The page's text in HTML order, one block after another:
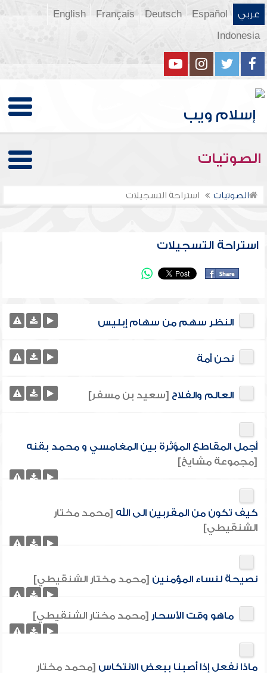
عربي Español
Deutsch
Français
English
Indonesia
الصوتيات
الصوتيات استراحة التسجيلات
استراحة التسجيلات
النظر سهم من سهام إبليس
نحن أمة
العالم والفلاح [سعيد بن مسفر]
أجمل المقاطع المؤثرة بين المغامسي و محمد بقنه
[مجموعة مشايخ]
كيف تكون من المقربين الى الله [محمد مختار
الشنقيطي]
نصيحة لنساء المؤمنين [محمد مختار الشنقيطي]
ماهو وقت الأسحار [محمد مختار الشنقيطي]
ماذا نفعل إذا أصبنا ببعض الانتكاس [محمد مختار